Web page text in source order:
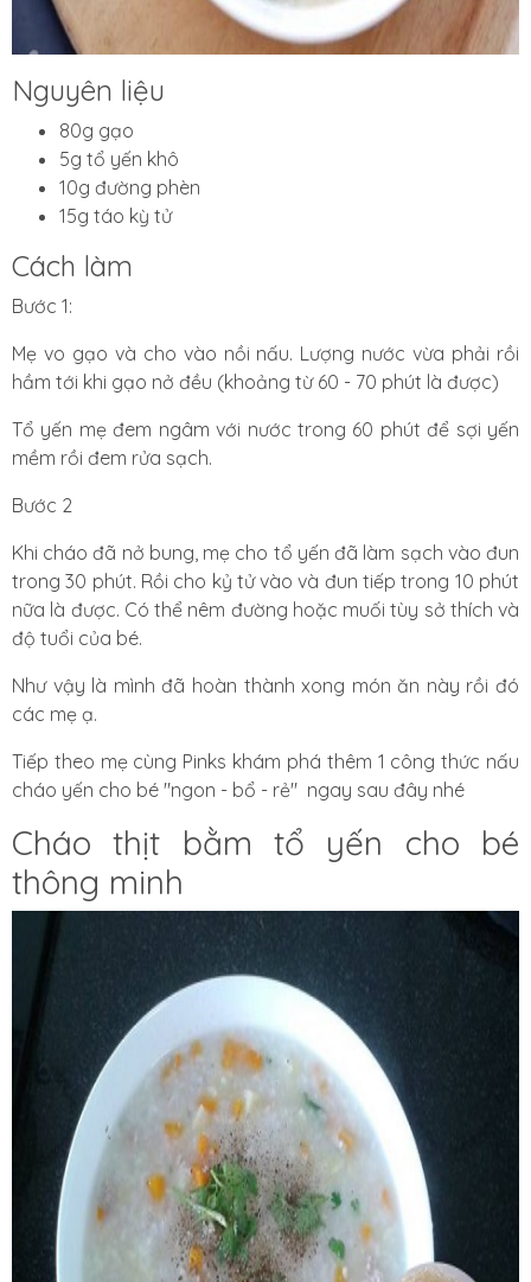
Nguyên liệu
80g gạo
5g tổ yến khô
10g đường phèn
15g táo kỳ tử
Cách làm
Bước 1:
Mẹ vo gạo và cho vào nồi nấu. Lượng nước vừa phải rồi
hầm tới khi gạo nở đều (khoảng từ 60 - 70 phút là được)
Tổ yến mẹ đem ngâm với nước trong 60 phút để sợi yến
mềm rồi đem rửa sạch.
Bước 2
Khi cháo đã nở bung, mẹ cho tổ yến đã làm sạch vào đun
trong 30 phút. Rồi cho kỷ tử vào và đun tiếp trong 10 phút
nữa là được. Có thể nêm đường hoặc muối tùy sở thích và
độ tuổi của bé.
Như vậy là mình đã hoàn thành xong món ăn này rồi đó
các mẹ ạ.
Tiếp theo mẹ cùng Pinks khám phá thêm 1 công thức nấu
cháo yến cho bé "ngon - bổ - rẻ" ngay sau đây nhé
Cháo thịt bằm tổ yến cho bé
thông minh